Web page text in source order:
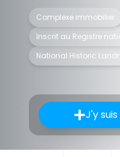
Complexe immobilier
Inscrit au Registre
National Historic
J'y